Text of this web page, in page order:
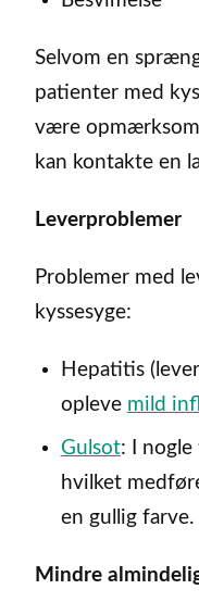
Selvom en
patienter med
være opmærksom
kan kontakte en
Leverproblemer
Problemer med
kyssesyge:
Hepatitis
opleve mild
Gulsot: I
hvilket
en gullig farve.
Mindre